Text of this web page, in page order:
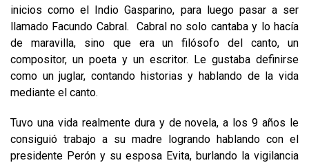
inicios como el Indio Gasparino, para luego pasar a ser
llamado Facundo Cabral. Cabral no solo cantaba y lo hacía
de maravilla, sino que era un filósofo del canto, un
compositor, un poeta y un escritor. Le gustaba definirse
como un juglar, contando historias y hablando de la vida
mediante el canto.
Tuvo una vida realmente dura y de novela, a los 9 años le
consiguió trabajo a su madre logrando hablando con el
presidente Perón y su esposa Evita, burlando la vigilancia